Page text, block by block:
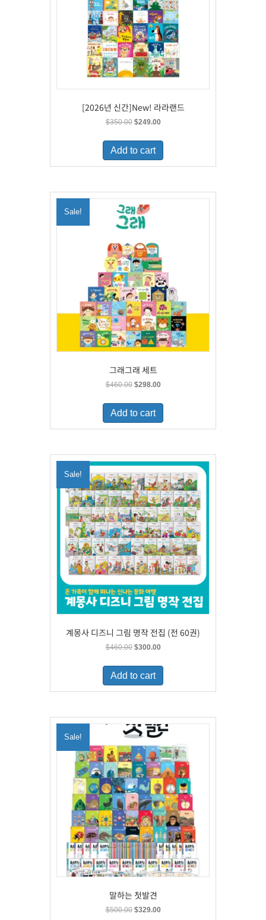
[2026년 신간]New! 라라랜드
$350.00 Original
was:
$350.00.
$249.00Current
is:
Add to cart
Sale!
그래그래 세트
$460.00 Original
was:
$460.00.
$298.00Current
is:
Add to cart
Sale!
계몽사 디즈니 그림 명작 전집 (전 60권)
$460.00 Original
was:
$460.00.
$300.00Current
is:
Add to cart
Sale!
말하는 첫발견
$500.00 Original
$329.00Current